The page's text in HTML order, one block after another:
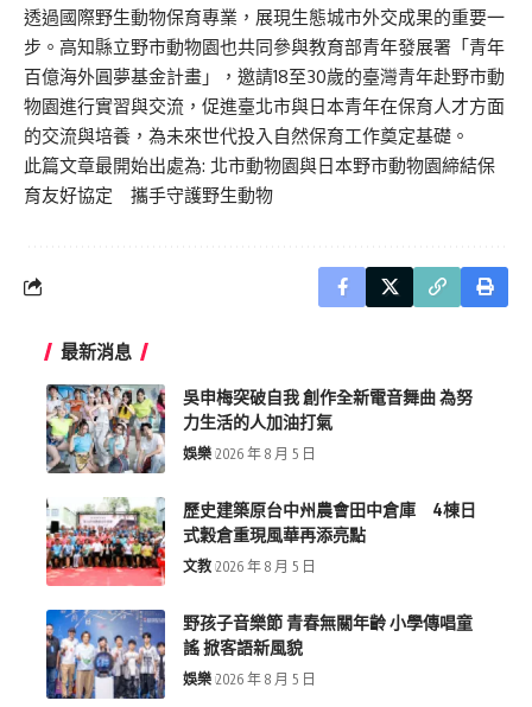
透過國際野生動物保育專業，展現生態城市外交成果的重要一
步。高知縣立野市動物園也共同參與教育部青年發展署「青年
百億海外圓夢基金計畫」，邀請18至30歲的臺灣青年赴野市動
物園進行實習與交流，促進臺北市與日本青年在保育人才方面
的交流與培養，為未來世代投入自然保育工作奠定基礎。
此篇文章最開始出處為: 北市動物園與日本野市動物園締結保
育友好協定 攜手守護野生動物
最新消息
吳申梅突破自我 創作全新電音舞曲 為努
力生活的人加油打氣
娛樂 2026 年 8 月 5 日
歷史建築原台中州農會田中倉庫 4棟日
式穀倉重現風華再添亮點
文教 2026 年 8 月 5 日
野孩子音樂節 青春無關年齡 小學傳唱童
謠 掀客語新風貌
娛樂 2026 年 8 月 5 日